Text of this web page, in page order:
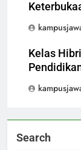
Kelas
Search